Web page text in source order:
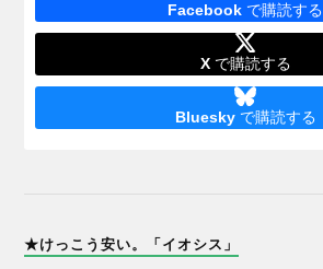
Facebook で購読する
Xで購読する
Blueskyで購読する
★けっこう安い。「イオシス」